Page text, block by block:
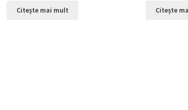
Citește mai mult
Citește